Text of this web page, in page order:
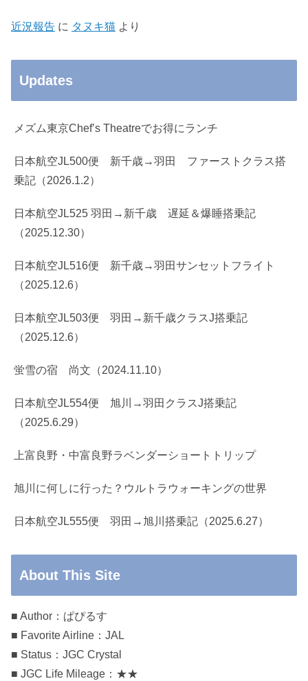
近況報告 に タヌキ猫 より
Updates
メズム東京Chef’s Theatreでお得にランチ
日本航空JL500便 新千歳→羽田 ファーストクラス搭
乗記（2026.1.2）
日本航空JL525 羽田→新千歳 遅延＆爆睡搭乗記
（2025.12.30）
日本航空JL516便 新千歳→羽田サンセットフライト
（2025.12.6）
日本航空JL503便 羽田→新千歳クラスJ搭乗記
（2025.12.6）
蛍雪の宿 尚文（2024.11.10）
日本航空JL554便 旭川→羽田クラスJ搭乗記
（2025.6.29）
上富良野・中富良野ラベンダーショートトリップ
旭川に何しに行った？ウルトラウォーキングの世界
日本航空JL555便 羽田→旭川搭乗記（2025.6.27）
About This Site
■ Author：ぱぴるす
■ Favorite Airline：JAL
■ Status：JGC Crystal
■ JGC Life Mileage：★★